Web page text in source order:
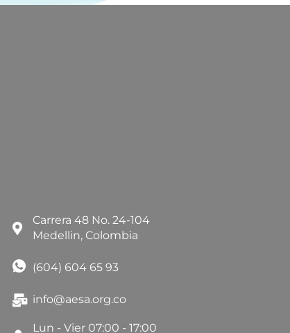
Carrera 48 No. 24-104
Medellin, Colombia
(604) 604 65 93
info@aesa.org.co
Lun - Vier 07:00 - 17:00